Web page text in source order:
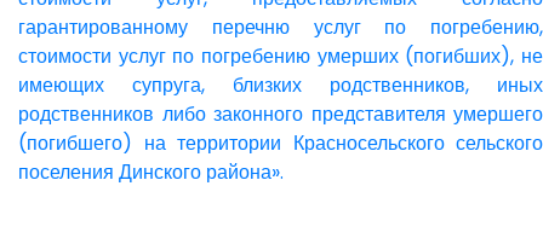
гарантированному перечню услуг по погребению,
стоимости услуг по погребению умерших (погибших), не
имеющих супруга, близких родственников, иных
родственников либо законного представителя умершего
(погибшего) на территории Красносельского сельского
поселения Динского района».